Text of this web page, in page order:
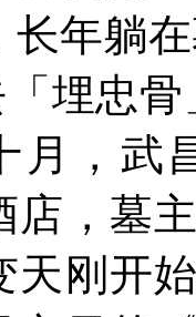
长年躺
埋忠
月，武
店，墓
天刚开